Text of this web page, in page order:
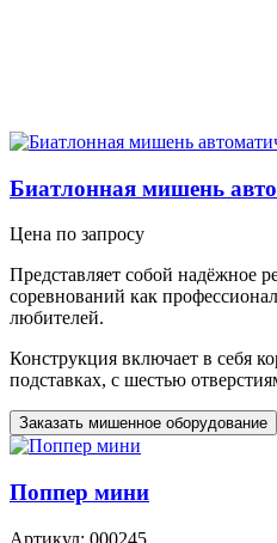
Биатлонная мишень
Цена по запросу
Представляет собой надёжное
соревнований как
любителей.
Конструкция включает в себя
подставках, с шестью
Заказать мишенное оборудование
Поппер мини
Артикул: 000245